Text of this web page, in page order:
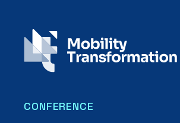
CONFERENCE